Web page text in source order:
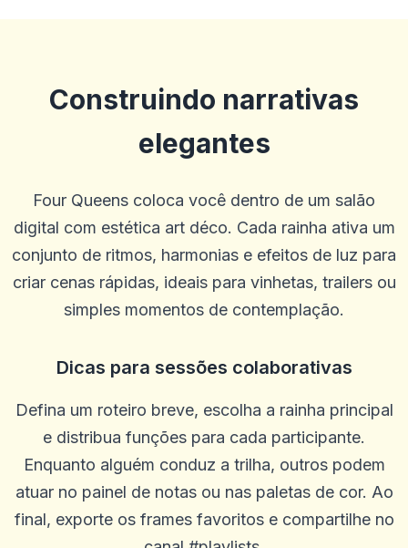
Construindo narrativas
elegantes
Four Queens coloca você dentro de um salão
digital com estética art déco. Cada rainha ativa um
conjunto de ritmos, harmonias e efeitos de luz para
criar cenas rápidas, ideais para vinhetas, trailers ou
simples momentos de contemplação.
Dicas para sessões colaborativas
Defina um roteiro breve, escolha a rainha principal
e distribua funções para cada participante.
Enquanto alguém conduz a trilha, outros podem
atuar no painel de notas ou nas paletas de cor. Ao
final, exporte os frames favoritos e compartilhe no
ROBERT WILLIAMS
Eu adoro o Betus porque eles têm uma das melhores ofertas em
jogos de cassino grátis após depósitos. O atendimento ao cliente é
ótimo e eu adoro a maioria dos jogos de caça-níqueis! Obrigado
betus por esta experiência incrível como titular de conta. Eu jogo
no Betus mais do que em qualquer outro cassino.
0 0
Bryan Serrano